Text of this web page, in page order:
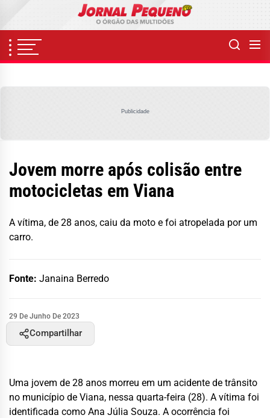
content
Publicidade
Jovem morre após colisão entre
motocicletas em Viana
A vítima, de 28 anos, caiu da moto e foi atropelada por um
carro.
Fonte: Janaina Berredo
29 De Junho De 2023
Compartilhar
Uma jovem de 28 anos morreu em um acidente de trânsito
no município de Viana, nessa quarta-feira (28). A vítima foi
identificada como Ana Júlia Souza. A ocorrência foi